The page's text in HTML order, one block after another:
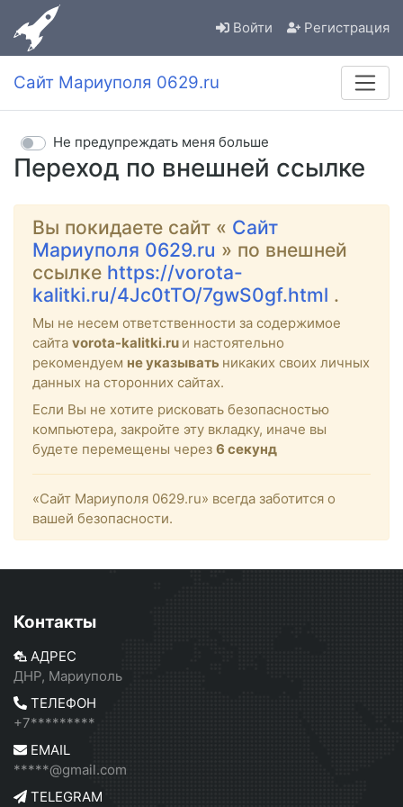
Войти Регистрация
Сайт Мариуполя 0629.ru
Переход по внешней ссылке
Не предупреждать меня больше
Вы покидаете сайт « Сайт
Мариуполя 0629.ru » по внешней
ссылке https://vorota-
kalitki.ru/4Jc0tTO/7gwS0gf.html .
Мы не несем ответственности за содержимое
сайта vorota-kalitki.ru и настоятельно
рекомендуем не указывать никаких своих личных
данных на сторонних сайтах.
Если Вы не хотите рисковать безопасностью
компьютера, закройте эту вкладку, иначе вы
будете перемещены через 6 секунд
«Сайт Мариуполя 0629.ru» всегда заботится о
вашей безопасности.
Контакты
АДРЕС
ДНР, Мариуполь
ТЕЛЕФОН
+7*********
EMAIL
*****@gmail.com
TELEGRAM